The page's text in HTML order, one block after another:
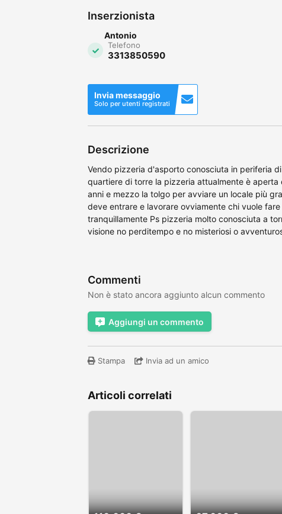
Inserzionista
Antonio
Telefono
3313850590
Invia messaggio
Solo per utenti registrati
Descrizione
Vendo pizzeria d'asporto conosciuta in periferia
quartiere di torre la pizzeria attualmente è aperta
anni e mezzo la tolgo per avviare un locale più
deve entrare e lavorare ovviamente chi vuole
tranquillamente Ps pizzeria molto conosciuta a
visione no perditempo e no misteriosi o
Commenti
Non è stato ancora aggiunto alcun commento
Aggiungi un commento
Stampa Invia ad un amico
Articoli correlati